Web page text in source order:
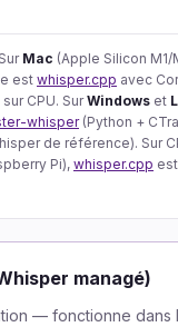
Sur Mac (Apple Silicon M1/
est whisper.cpp avec
CPU. SurWindows et
whisper(Python +
de référence). Sur
Pi), whisper.cpp
managé)
— fonctionne dans